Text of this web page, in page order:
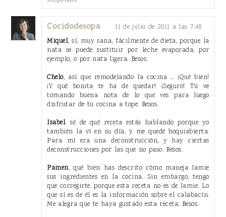
Cocidodesopa
11 de julio de 2011 a las 7:48
Miquel, sí, muy sana, fácilmente de dieta, porque la
nata se puede sustituir por leche evaporada, por
ejemplo, o por nata ligera. Besos.
Chelo, así que remodelando la cocina ... ¡Qué bien!
¡Y qué bonita te ha de quedar! ¡Seguro! Tú ve
tomando buena nota de lo que ves para luego
disfrutar de tu cocina a tope. Besos.
Isabel. sé de qué receta estás hablando porque yo
también la ví en su día, y me quedé boquiabierta.
Para mí era una deconstrucción, y hay ciertas
deconstrucciones por las que no paso. Besos.
Pamen, qué bien has descrito cómo maneja Jamie
sus ingredientes en la cocina. Sin embargo, tengo
que corregirte, porque esta receta no es de Jamie. Lo
que sí es de él es la información sobre el calabacín.
Me alegra que te haya gustado esta receta. Besos.